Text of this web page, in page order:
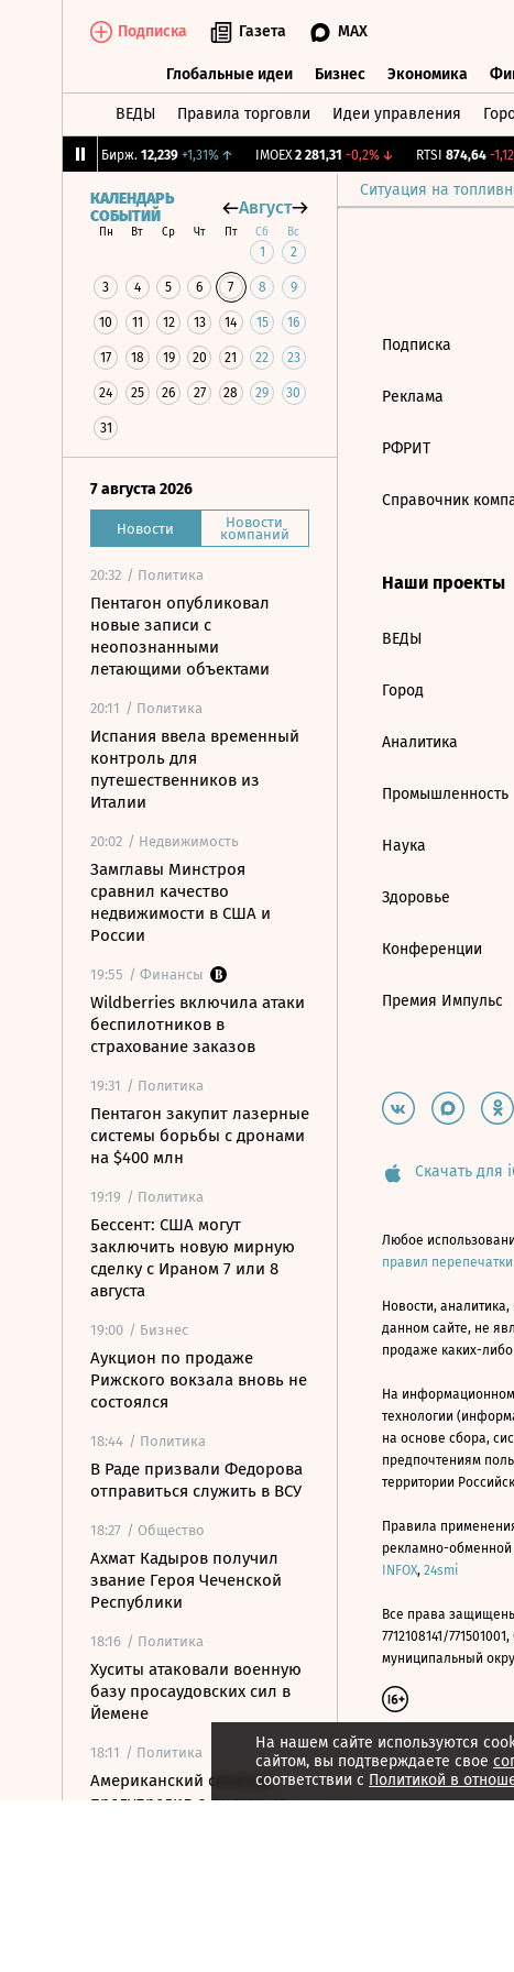
Подписка Газета MAX
Глобальные идеи Бизнес Экономика
ВЕДЫ Правила торговли Идеи управления
CNY Бирж. 12,239 +1,31%↑ IMOEX 2 281,31 -0,2%↓ RTSI 874,64 -
Ситуация на
КАЛЕНДАРЬ
СОБЫТИЙ
Август
Пн Вт Ср Чт Пт Сб Вс
1 2
3 4 5 6 7 8 9
10 11 12 13 14 15 16
17 18 19 20 21 22 23
24 25 26 27 28 29 30
31
7 августа 2026
Новости Новости
компаний
20:32 / Политика
Пентагон опубликовал
новые записи с
неопознанными
летающими объектами
20:11 / Политика
Испания ввела временный
контроль для
путешественников из
Италии
20:02 / Недвижимость
Замглавы Минстроя
сравнил качество
недвижимости в США и
России
19:55 / Финансы
Wildberries включила атаки
беспилотников в
страхование заказов
19:31 / Политика
Пентагон закупит лазерные
системы борьбы с дронами
на $400 млн
19:19 / Политика
Бессент: США могут
заключить новую мирную
сделку с Ираном 7 или 8
августа
19:00 / Бизнес
Аукцион по продаже
Рижского вокзала вновь не
состоялся
18:44 / Политика
В Раде призвали Федорова
отправиться служить в ВСУ
18:27 / Общество
Ахмат Кадыров получил
звание Героя Чеченской
Республики
18:16 / Политика
Хуситы атаковали военную
базу просаудовских сил в
Йемене
18:11 / Политика
Американский сенатор
предупредил о рисках из-
На нашем сайте используются
сайтом, вы подтверждаете свое
соответствии с Политикой в
Подписка
Реклама
РФРИТ
Справочник
Наши проекты
ВЕДЫ
Город
Аналитика
Промышленность
Наука
Здоровье
Конференции
Премия Импульс
Скачать для
Любое
правил перепечатки
Новости,
данном сайте, не
продаже каких-либо
На
технологии
на основе сбора,
предпочтениям
территории
Правила
рекламно-
INFOX, 24smi
Все права
7712108141/
муниципальный